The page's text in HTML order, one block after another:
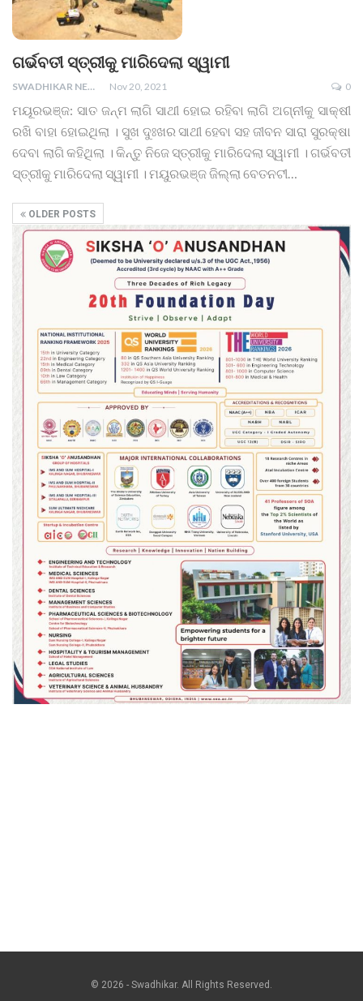
ଗର୍ଭବତୀ ସ୍ତ୍ରୀକୁ ମାରିଦେଲା ସ୍ୱାମୀ
SWADHIKAR NEWS Nov 20, 2021 0
ମୟୂରଭଞ୍ଜ: ସାତ ଜନ୍ମ ଲାଗି ସାଥୀ ହୋଇ ରହିବା ଲାଗି ଅଗ୍ନୀକୁ ସାକ୍ଷୀ
ରଖି ବାହା ହୋଇଥିଲା । ସୁଖ ଦୁଃଖର ସାଥୀ ହେବା ସହ ଜୀବନ ସାରା ସୁରକ୍ଷା
ଦେବା ଲାଗି କହିଥିଲା । କିନ୍ତୁ ନିଜେ ସ୍ତ୍ରୀକୁ ମାରିଦେଲା ସ୍ୱାମୀ । ଗର୍ଭବତୀ
ସ୍ତ୍ରୀକୁ ମାରିଦେଲା ସ୍ୱାମୀ । ମୟୁରଭଞ୍ଜ ଜିଲ୍ଲା ବେତନଟୀ…
OLDER POSTS
© 2026 - Swadhikar. All Rights Reserved.